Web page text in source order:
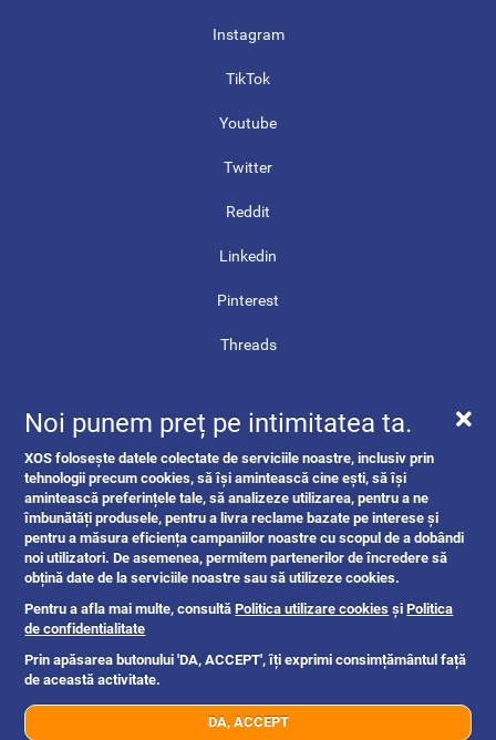
Instagram
TikTok
Youtube
Twitter
Reddit
Linkedin
Pinterest
Threads
Harta site-ului
ANPC
Noi punem preț pe intimitatea ta.
XOS folosește datele colectate de serviciile noastre, inclusiv prin
tehnologii precum cookies, să își amintească cine ești, să își
amintească preferințele tale, să analizeze utilizarea, pentru a ne
îmbunătăți produsele, pentru a livra reclame bazate pe interese și
pentru a măsura eficiența campaniilor noastre cu scopul de a dobândi
noi utilizatori. De asemenea, permitem partenerilor de încredere să
obțină date de la serviciile noastre sau să utilizeze cookies.
Pentru a afla mai multe, consultăPolitica utilizare cookies șiPolitica
de confidentialitate
Prin apăsarea butonului 'DA, ACCEPT', îți exprimi consimțământul față
de această activitate.
DA, ACCEPT